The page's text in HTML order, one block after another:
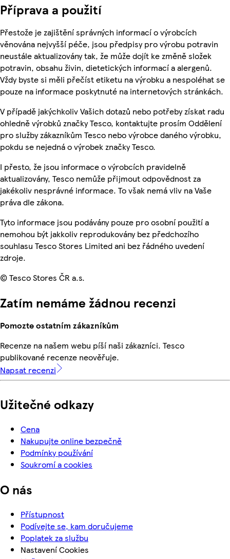
Příprava a použití
Přestože je zajištění správných informací o výrobcích
věnována nejvyšší péče, jsou předpisy pro výrobu potravin
neustále aktualizovány tak, že může dojít ke změně složek
potravin, obsahu živin, dietetických informací a alergenů.
Vždy byste si měli přečíst etiketu na výrobku a nespoléhat se
pouze na informace poskytnuté na internetových stránkách.
V případě jakýchkoliv Vašich dotazů nebo potřeby získat radu
ohledně výrobků značky Tesco, kontaktujte prosím Oddělení
pro služby zákazníkům Tesco nebo výrobce daného výrobku,
pokdu se nejedná o výrobek značky Tesco.
I přesto, že jsou informace o výrobcích pravidelně
aktualizovány, Tesco nemůže přijmout odpovědnost za
jakékoliv nesprávné informace. To však nemá vliv na Vaše
práva dle zákona.
Tyto informace jsou podávány pouze pro osobní použití a
nemohou být jakkoliv reprodukovány bez předchozího
souhlasu Tesco Stores Limited ani bez řádného uvedení
zdroje.
© Tesco Stores ČR a.s.
Zatím nemáme žádnou recenzi
Pomozte ostatním zákazníkům
Recenze na našem webu píší naši zákazníci. Tesco
publikované recenze neověřuje.
Napsat recenzi
Užitečné odkazy
Cena
Nakupujte online bezpečně
Podmínky používání
Soukromí a cookies
O nás
Přístupnost
Podívejte se, kam doručujeme
Poplatek za službu
Nastavení Cookies